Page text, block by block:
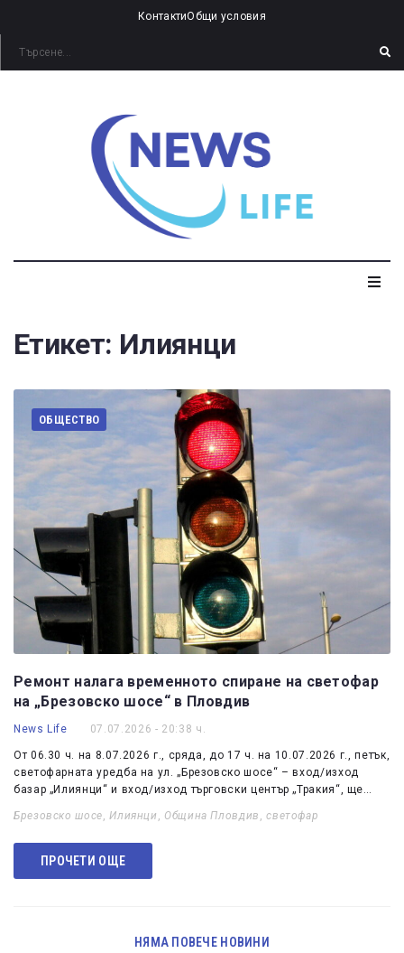
КонтактиОбщи условия
Етикет: Илиянци
ОБЩЕСТВО
Ремонт налага временното спиране на светофар
на „Брезовско шосе“ в Пловдив
News Life 07.07.2026 - 20:38 ч.
От 06.30 ч. на 8.07.2026 г., сряда, до 17 ч. на 10.07.2026 г., петък,
светофарната уредба на ул. „Брезовско шосе“ – вход/изход
базар „Илиянци“ и вход/изход търговски център „Тракия“, ще…
Брезовско шосе,Илиянци , Община Пловдив ,светофар
ПРОЧЕТИ ОЩЕ
НЯМА ПОВЕЧЕ НОВИНИ